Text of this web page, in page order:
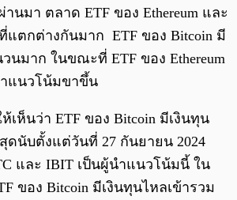
นมา ตลาด ETF ของ Ethereum และ
แตกต่างกันมาก ETF ของ Bitcoin มี
นมาก ในขณะที่ ETF ของ Ethereum
แนวโน้มขาขึ้น
เห็นว่า ETF ของ Bitcoin มีเงินทุน
ดนับตั้งแต่วันที่ 27 กันยายน 2024
และ IBIT เป็นผู้นำแนวโน้มนี้ ใน
ของ Bitcoin มีเงินทุนไหลเข้ารวม